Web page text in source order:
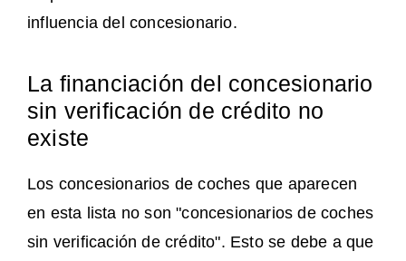
influencia del concesionario.
La financiación del concesionario
sin verificación de crédito no
existe
Los concesionarios de coches que aparecen
en esta lista no son "concesionarios de coches
sin verificación de crédito". Esto se debe a que